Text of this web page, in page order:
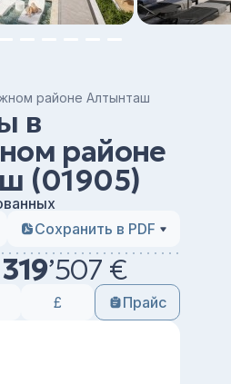
районе Алтынташ
в
районе
(01905)
Сохранить в PDF
319’507 €
£ Прайс